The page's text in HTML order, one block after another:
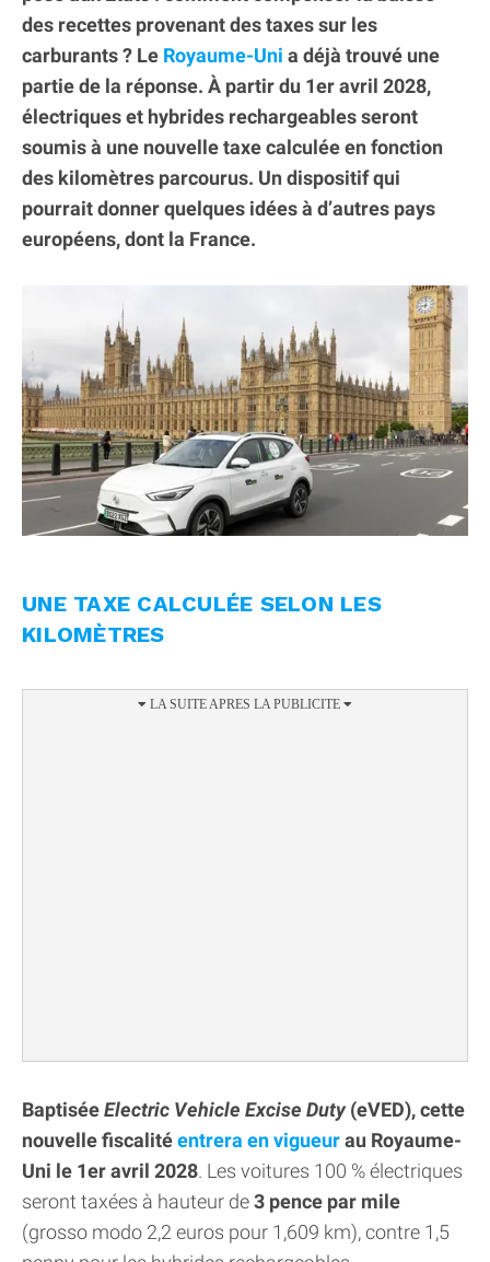
des recettes provenant des taxes sur les
carburants ? Le Royaume-Uni a déjà trouvé une
partie de la réponse. À partir du 1er avril 2028,
électriques et hybrides rechargeables seront
soumis à une nouvelle taxe calculée en fonction
des kilomètres parcourus. Un dispositif qui
pourrait donner quelques idées à d’autres pays
européens, dont la France.
UNE TAXE CALCULÉE SELON LES
KILOMÈTRES
BaptiséeElectric Vehicle Excise Duty(eVED), cette
nouvelle fiscalitéentrera en vigueurau Royaume-
Uni le 1er avril 2028. Les voitures 100 % électriques
seront taxées à hauteur de3 pence par mile
(grosso modo 2,2 euros pour 1,609 km), contre 1,5